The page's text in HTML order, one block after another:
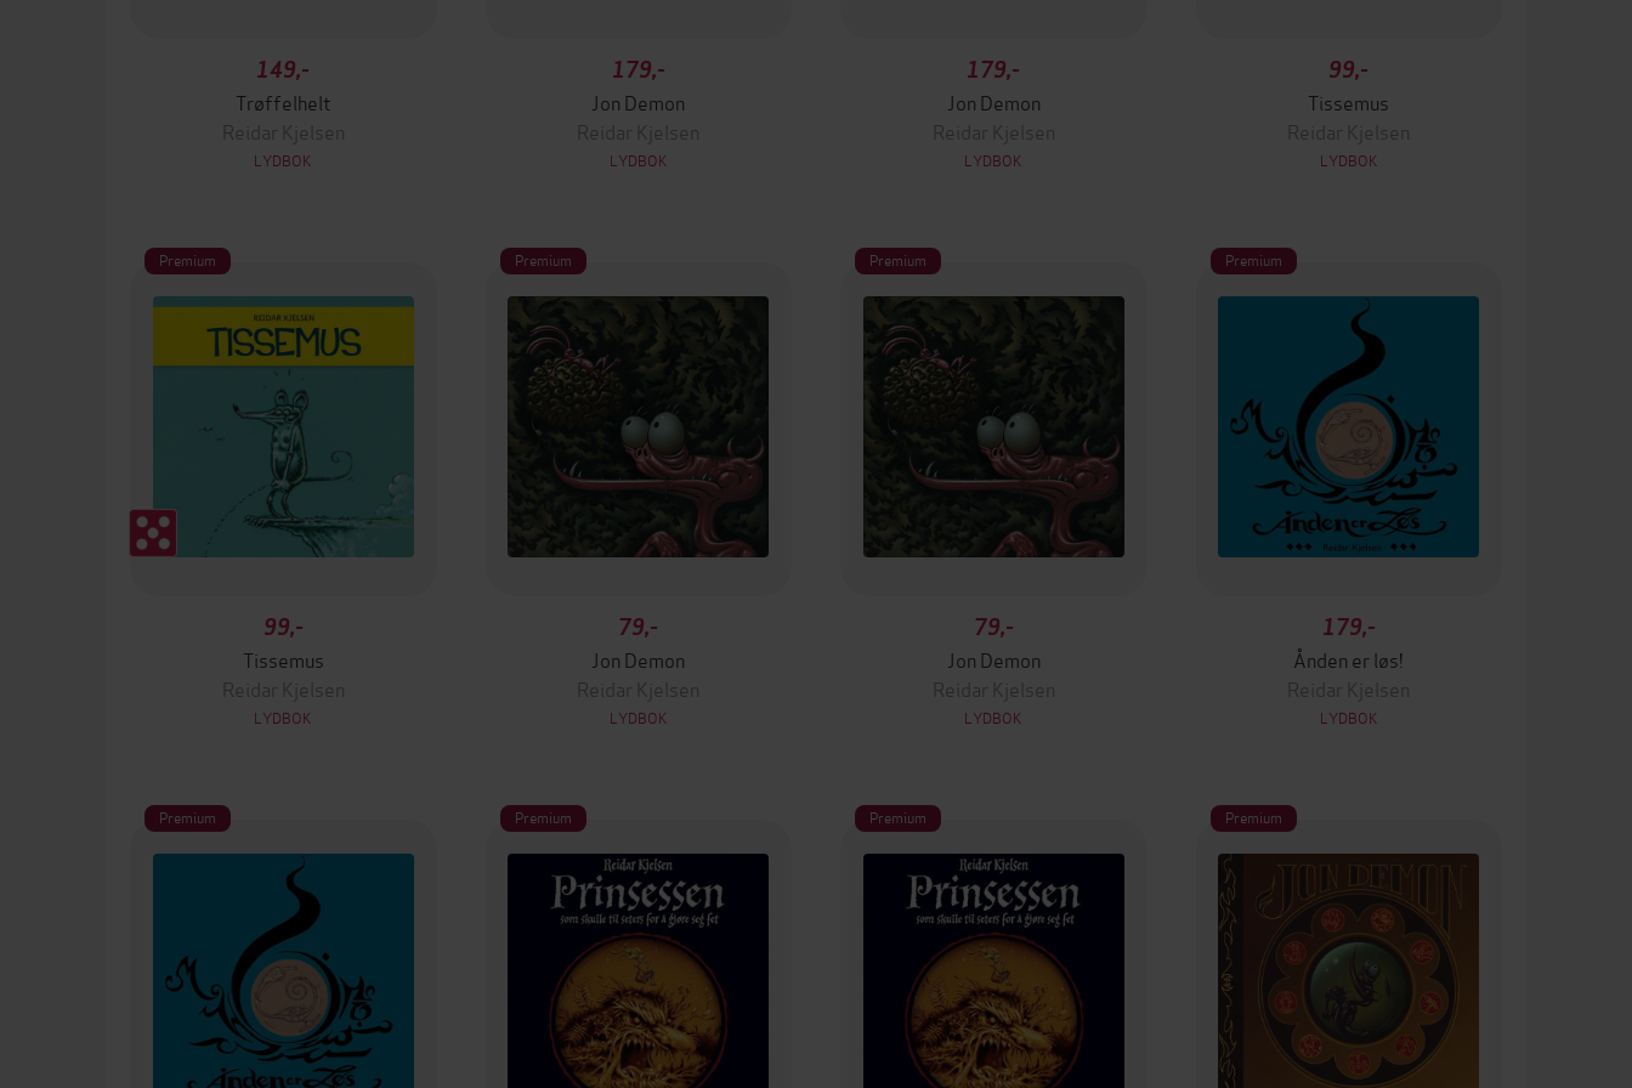
149,-
Trøffelhelt
Reidar Kjelsen
LYDBOK
179,-
Jon Demon
Reidar Kjelsen
LYDBOK
179,-
Jon Demon
Reidar Kjelsen
LYDBOK
99,-
Tissemus
Reidar Kjelsen
LYDBOK
Premium
99,-
Tissemus
Reidar Kjelsen
LYDBOK
Premium
79,-
Jon Demon
Reidar Kjelsen
LYDBOK
Premium
79,-
Jon Demon
Reidar Kjelsen
LYDBOK
Premium
179,-
Ånden er løs!
Reidar Kjelsen
LYDBOK
Premium Premium Premium Premium